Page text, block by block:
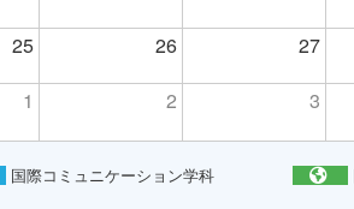
25 26 27
1 2 3
国際コミュニケーション学科